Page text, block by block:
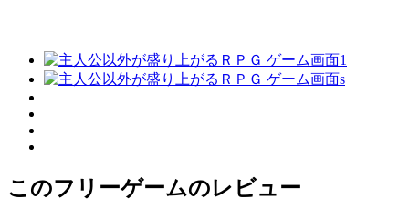
このフリーゲームのレビュー